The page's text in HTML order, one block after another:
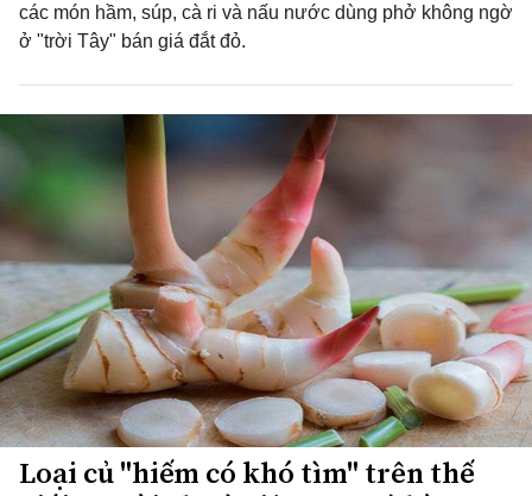
các món hầm, súp, cà ri và nấu nước dùng phở không ngờ
ở "trời Tây" bán giá đắt đỏ.
Loại củ "hiếm có khó tìm" trên thế